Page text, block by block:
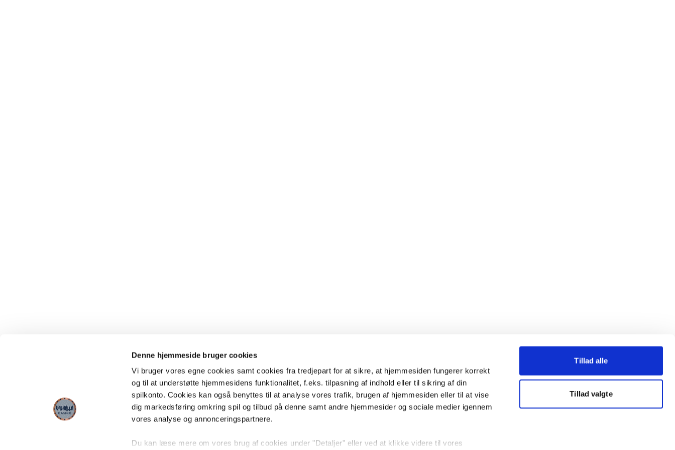
Denne hjemmeside bruger cookies
Vi bruger vores egne cookies samt cookies fra tredjepart for at sikre, at hjemmesiden fungerer korrekt
og til at understøtte hjemmesidens funktionalitet, f.eks. tilpasning af indhold eller til sikring af din
spilkonto. Cookies kan også benyttes til at analyse vores trafik, brugen af hjemmesiden eller til at vise
dig markedsføring omkring spil og tilbud på denne samt andre hjemmesider og sociale medier igennem
vores analyse og annonceringspartnere.
Du kan læse mere om vores brug af cookies under "Detaljer" eller ved at klikke videre til vores
Tillad alle
Tillad valgte